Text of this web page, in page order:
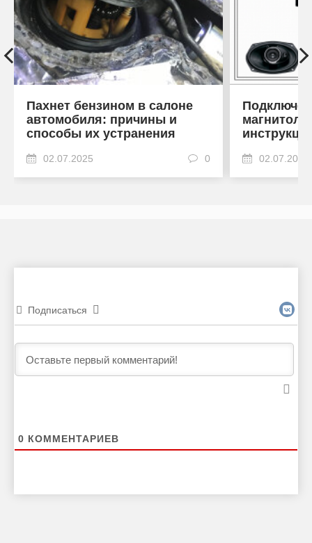
Пахнет бензином в салоне
автомобиля: причины и
способы их устранения
02.07.2025 0 02.07.2025
Подписаться
0 КОММЕНТАРИЕВ